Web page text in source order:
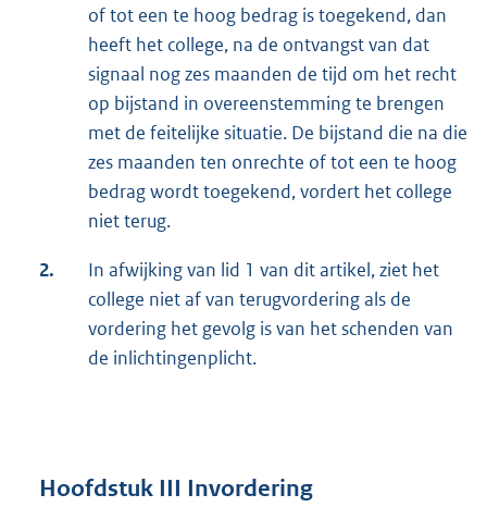
of tot een te hoog bedrag is toegekend, dan
heeft het college, na de ontvangst van dat
signaal nog zes maanden de tijd om het recht
op bijstand in overeenstemming te brengen
met de feitelijke situatie. De bijstand die na die
zes maanden ten onrechte of tot een te hoog
bedrag wordt toegekend, vordert het college
niet terug.
2.
In afwijking van lid 1 van dit artikel, ziet het
college niet af van terugvordering als de
vordering het gevolg is van het schenden van
de inlichtingenplicht.
Hoofdstuk III Invordering